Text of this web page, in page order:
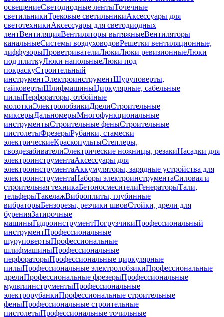
освещениеСветодиодные лентыТочечные
светильникиТрековые светильникиАксессуары для
светотехникиАксессуары для светодиодных
лентВентиляцияВентиляторы вытяжныеВентиляторы
канальныеСистемы воздуховодовРешетки вентиляционные,
диффузорыПроветривателиЛюкиЛюки ревизионныеЛюки
под плиткуЛюки напольныеЛюки под
покраскуСтроительный
инструментЭлектроинструментШуруповерты,
гайковертыШлифмашиныЦиркулярные, сабельные
пилыПерфораторы, отбойные
молоткиЭлектролобзикиДрелиСтроительные
миксерыДальномерыМногофункциональные
инструментыСтроительные феныСтроительные
пистолетыФрезерыРубанки, стамески
электрическиеКраскопультыСтеплеры,
гвоздезабивателиЭлектрические ножницы, резакиНасадки для
электроинструментаАксессуары для
электроинструментаАккумуляторы, зарядные устройства для
электроинструментаНаборы электроинструментаСиловая и
строительная техникаБетоносмесителиГенераторыТали,
тельферыТакелажВиброплиты, глубинные
вибраторыБензорезы, резчики швовСтойки, дрели для
буренияЗатирочные
машиныГидроинструментПогрузчикиПрофессиональный
инструментПрофессиональные
шуруповертыПрофессиональные
шлифмашиныПрофессиональные
перфораторыПрофессиональные циркулярные
пилыПрофессиональные электролобзикиПрофессиональные
дрелиПрофессиональные фрезерыПрофессиональные
мультиинструментыПрофессиональные
электрорубанкиПрофессиональные строительные
феныПрофессиональные строительные
пистолетыПрофессиональные точильные